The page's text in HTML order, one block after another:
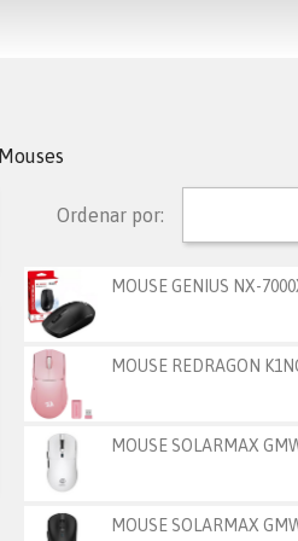
Mouses
Ordenar por:
MOUSE GENIUS NX-